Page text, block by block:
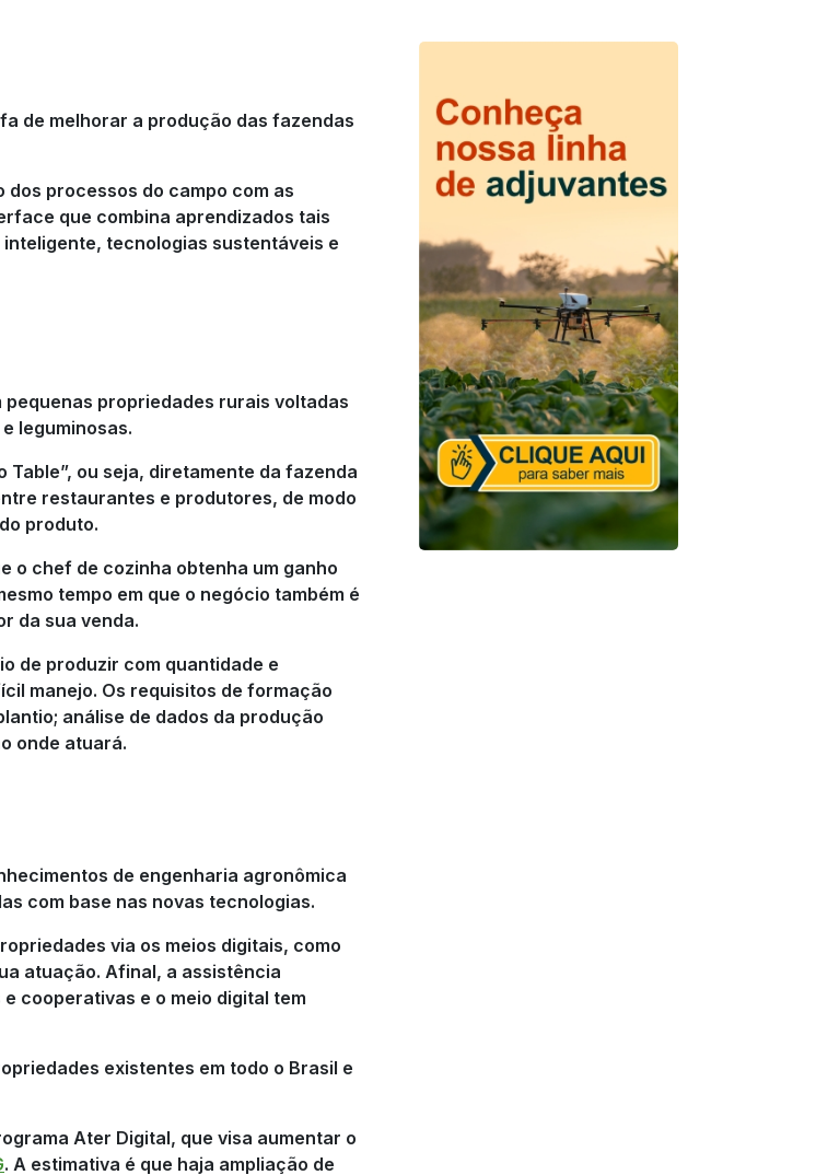
de melhorar a produção das fazendas
processos do campo com as
que combina aprendizados tais
tecnologias sustentáveis e
propriedades rurais voltadas
leguminosas.
ou seja, diretamente da fazenda
restaurantes e produtores, de modo
produto.
o chef de cozinha obtenha um ganho
tempo em que o negócio também é
da sua venda.
de produzir com quantidade e
manejo. Os requisitos de formação
análise de dados da produção
onde atuará.
de engenharia agronômica
com base nas novas tecnologias.
via os meios digitais, como
atuação. Afinal, a assistência
cooperativas e o meio digital tem
existentes em todo o Brasil e
Ater Digital, que visa aumentar o
. A estimativa é que haja ampliação de